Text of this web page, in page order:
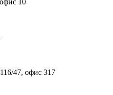
10
47, офис 317